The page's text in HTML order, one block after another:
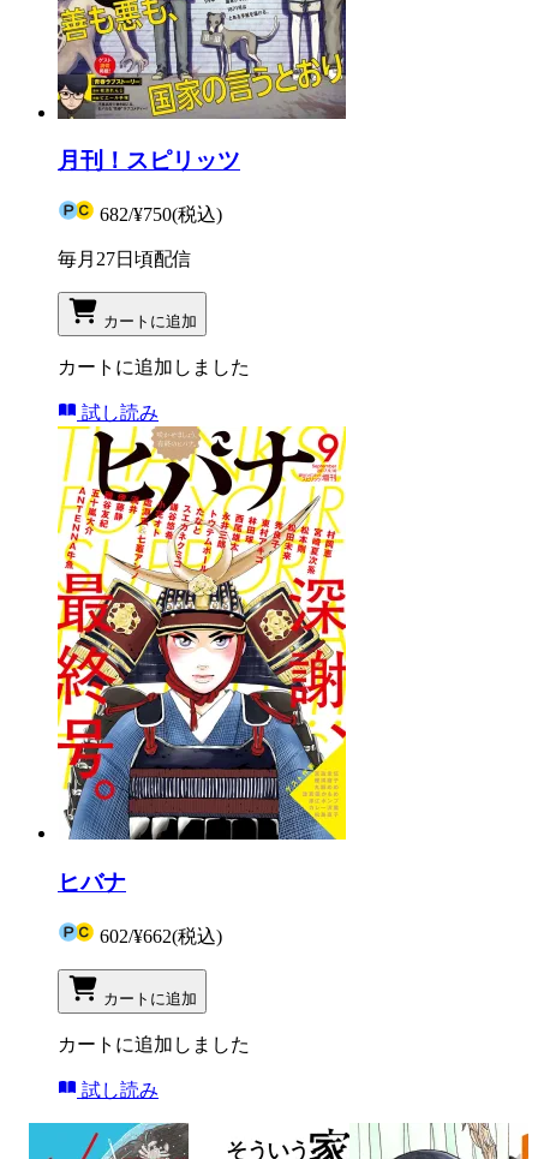
月刊！スピリッツ
682/¥750(税込)
毎月27日頃配信
カートに追加
カートに追加しました
試し読み
ヒバナ
602/¥662(税込)
カートに追加
カートに追加しました
試し読み